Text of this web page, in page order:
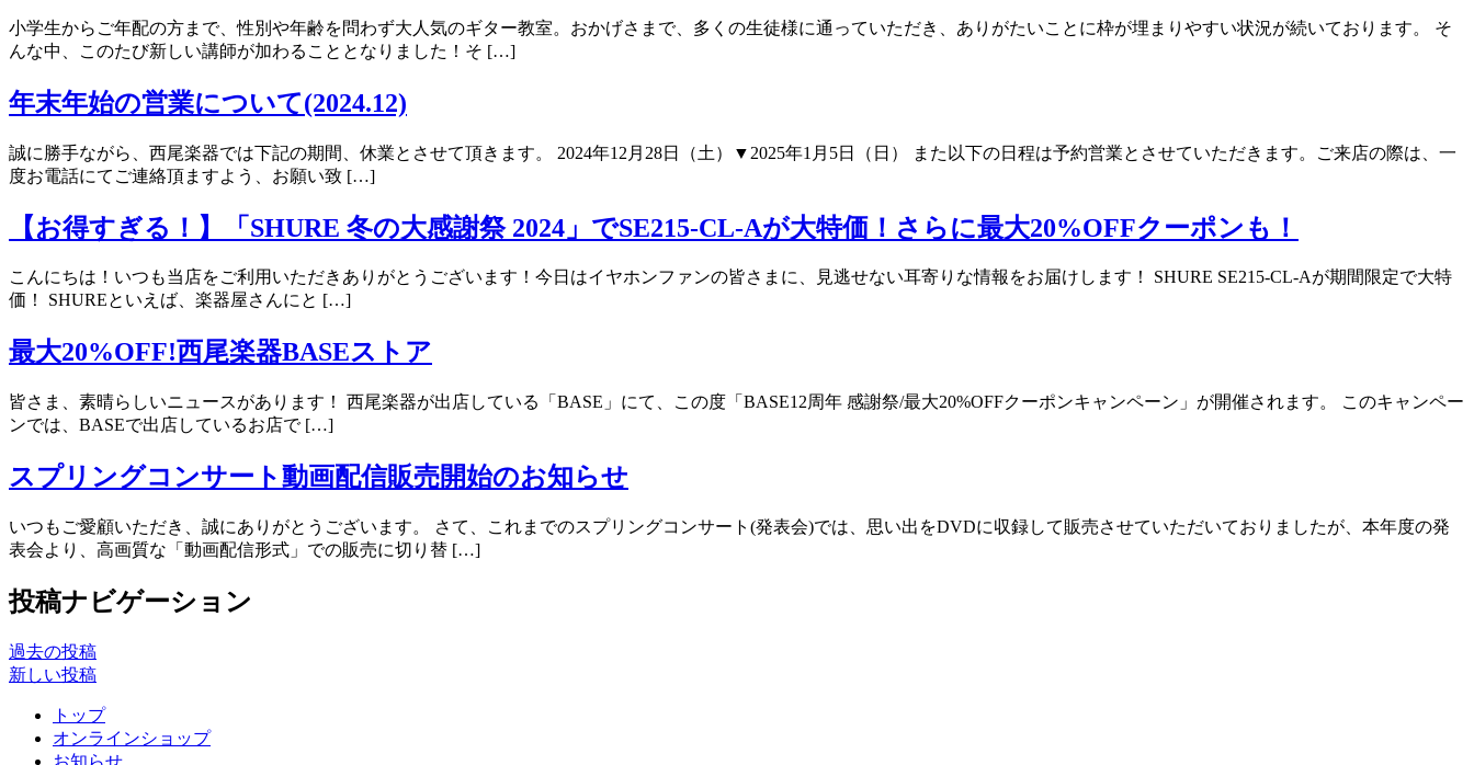
小学生からご年配の方まで、性別や年齢を問わず大人気のギター教室。おかげさまで、多くの生徒様に通っていただき、ありがたいことに枠が埋まりやすい状況が続いております。 そ
んな中、このたび新しい講師が加わることとなりました！そ […]
年末年始の営業について(2024.12)
誠に勝手ながら、西尾楽器では下記の期間、休業とさせて頂きます。 2024年12月28日（土）▼2025年1月5日（日） また以下の日程は予約営業とさせていただきます。ご来店の際は、一
度お電話にてご連絡頂ますよう、お願い致 […]
【お得すぎる！】「SHURE 冬の大感謝祭 2024」でSE215-CL-Aが大特価！さらに最大20%OFFクーポンも！
こんにちは！いつも当店をご利用いただきありがとうございます！今日はイヤホンファンの皆さまに、見逃せない耳寄りな情報をお届けします！ SHURE SE215-CL-Aが期間限定で大特
価！ SHUREといえば、楽器屋さんにと […]
最大20%OFF!西尾楽器BASEストア
皆さま、素晴らしいニュースがあります！ 西尾楽器が出店している「BASE」にて、この度「BASE12周年 感謝祭/最大20%OFFクーポンキャンペーン」が開催されます。 このキャンペー
ンでは、BASEで出店しているお店で […]
スプリングコンサート動画配信販売開始のお知らせ
いつもご愛顧いただき、誠にありがとうございます。 さて、これまでのスプリングコンサート(発表会)では、思い出をDVDに収録して販売させていただいておりましたが、本年度の発
表会より、高画質な「動画配信形式」での販売に切り替 […]
投稿ナビゲーション
過去の投稿
新しい投稿
トップ
オンラインショップ
お知らせ